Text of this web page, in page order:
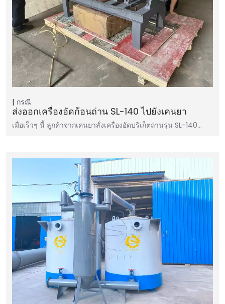
กรณี
ส่งออกเครื่องอัดก้อนถ่าน SL-140 ไปยังเคนยา
เมื่อเร็วๆ นี้ ลูกค้าจากเคนยาสั่งเครื่องอัดบริเก็ตถ่านรุ่น SL-140…